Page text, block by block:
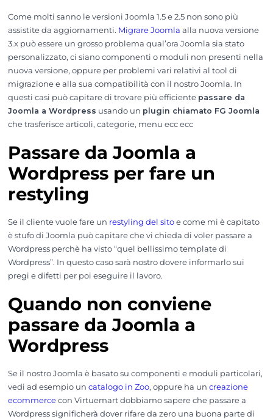
Come molti sanno le versioni Joomla 1.5 e 2.5 non sono più
assistite da aggiornamenti. Migrare Joomla alla nuova versione
3.x può essere un grosso problema qual’ora Joomla sia stato
personalizzato, ci siano componenti o moduli non presenti nella
nuova versione, oppure per problemi vari relativi al tool di
migrazione e alla sua compatibilità con il nostro Joomla. In
questi casi può capitare di trovare più efficiente passare da
Joomla a Wordpress usando un plugin chiamato FG Joomla
che trasferisce articoli, categorie, menu ecc ecc
Passare da Joomla a
Wordpress per fare un
restyling
Se il cliente vuole fare un restyling del sitoe come mi è capitato
è stufo di Joomla può capitare che vi chieda di voler passare a
Wordpress perchè ha visto “quel bellissimo template di
Wordpress”. In questo caso sarà nostro dovere informarlo sui
pregi e difetti per poi eseguire il lavoro.
Quando non conviene
passare da Joomla a
Wordpress
Se il nostro Joomla è basato su componenti e moduli particolari,
vedi ad esempio un catalogo in Zoo, oppure ha un creazione
ecommercecon Virtuemart dobbiamo sapere che passare a
Wordpress significherà dover rifare da zero una buona parte di